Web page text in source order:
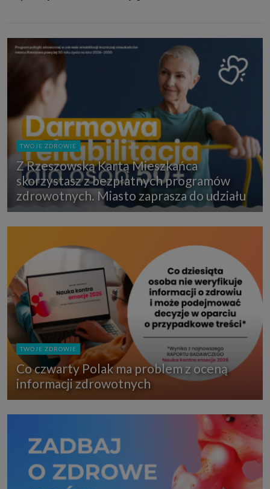
TWOJE ZDROWIE
Z Rzeszowską Kartą Mieszkańca
skorzystasz z bezpłatnych programów
zdrowotnych. Miasto zaprasza do udziału
TWOJE ZDROWIE
Co czwarty Polak ma problem z oceną
informacji zdrowotnych